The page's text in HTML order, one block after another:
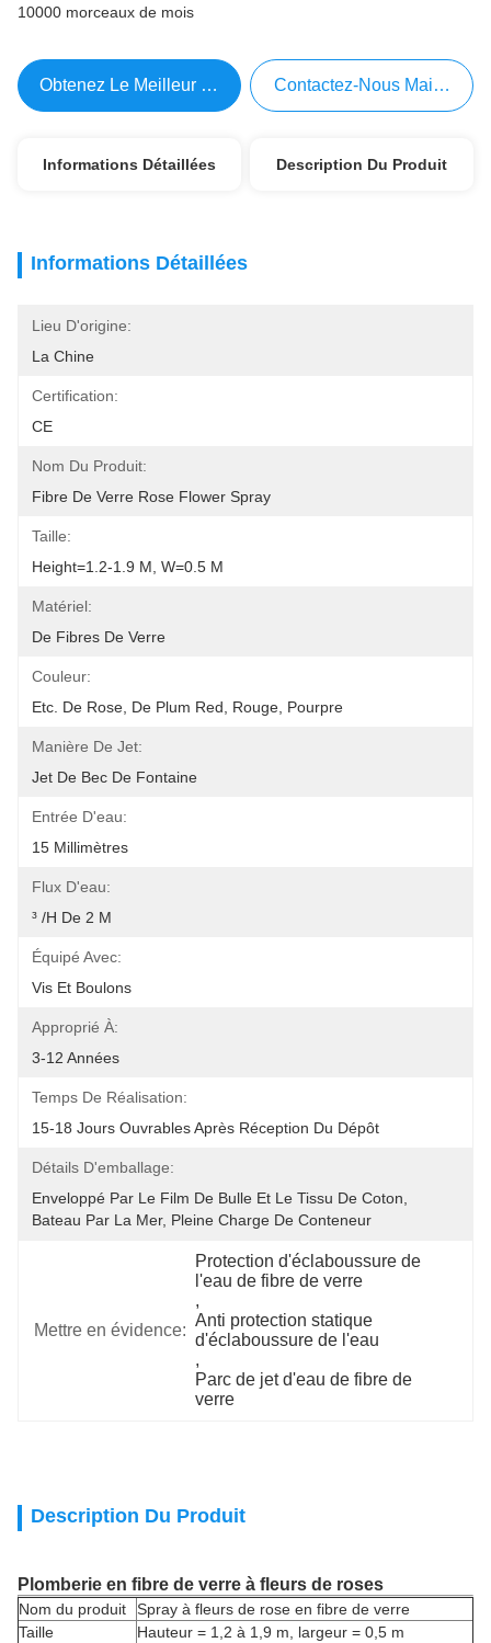
10000 morceaux de mois
Obtenez Le Meilleur Prix Contactez-Nous Maintenant
Informations Détaillées Description Du Produit
Informations Détaillées
Lieu D'origine:
La Chine
Certification:
CE
Nom Du Produit:
Fibre De Verre Rose Flower Spray
Taille:
Height=1.2-1.9 M, W=0.5 M
Matériel:
De Fibres De Verre
Couleur:
Etc. De Rose, De Plum Red, Rouge, Pourpre
Manière De Jet:
Jet De Bec De Fontaine
Entrée D'eau:
15 Millimètres
Flux D'eau:
³ /h De 2 M
Équipé Avec:
Vis Et Boulons
Approprié À:
3-12 Années
Temps De Réalisation:
15-18 Jours Ouvrables Après Réception Du Dépôt
Détails D'emballage:
Enveloppé Par Le Film De Bulle Et Le Tissu De Coton,
Bateau Par La Mer, Pleine Charge De Conteneur
Mettre en évidence:
Protection d'éclaboussure de
l'eau de fibre de verre
,
Anti protection statique
d'éclaboussure de l'eau
,
Parc de jet d'eau de fibre de
verre
Description Du Produit
Plomberie en fibre de verre à fleurs de roses
Nom du produit
Spray à fleurs de rose en fibre de verre
Taille
Hauteur = 1,2 à 1,9 m, largeur = 0,5 m